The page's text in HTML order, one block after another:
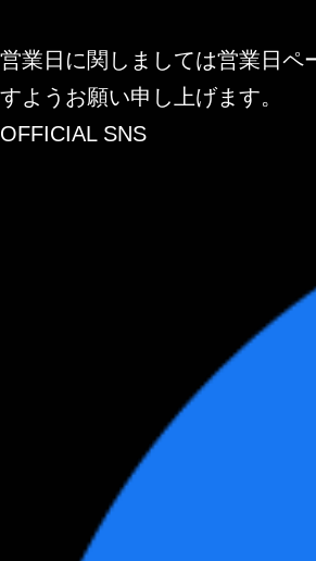
営業日に関しましては営業日ペ
すようお願い申し上げます。
OFFICIAL SNS